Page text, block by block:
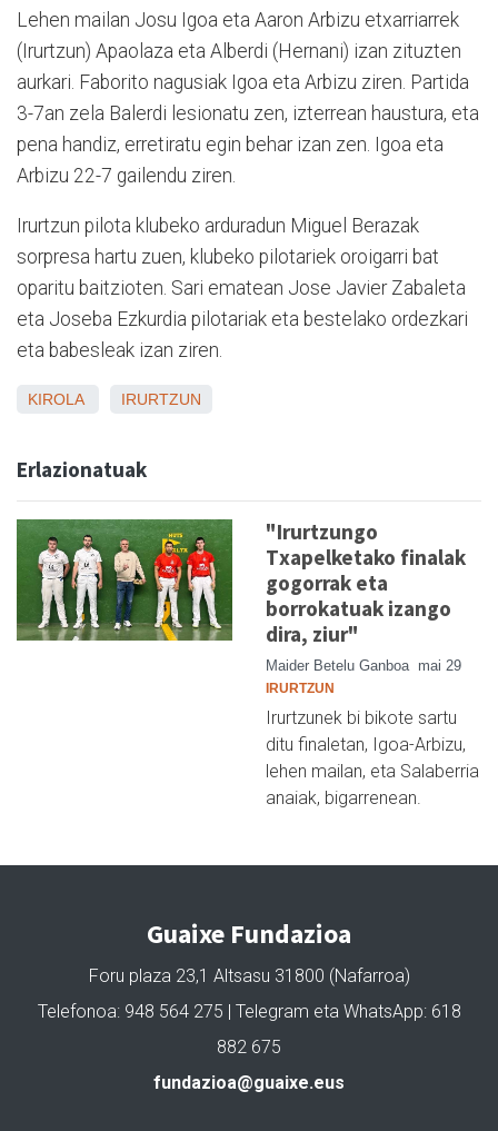
Lehen mailan Josu Igoa eta Aaron Arbizu etxarriarrek
(Irurtzun) Apaolaza eta Alberdi (Hernani) izan zituzten
aurkari. Faborito nagusiak Igoa eta Arbizu ziren. Partida
3-7an zela Balerdi lesionatu zen, izterrean haustura, eta
pena handiz, erretiratu egin behar izan zen. Igoa eta
Arbizu 22-7 gailendu ziren.
Irurtzun pilota klubeko arduradun Miguel Berazak
sorpresa hartu zuen, klubeko pilotariek oroigarri bat
oparitu baitzioten. Sari ematean Jose Javier Zabaleta
eta Joseba Ezkurdia pilotariak eta bestelako ordezkari
eta babesleak izan ziren.
KIROLA IRURTZUN
Erlazionatuak
"Irurtzungo
Txapelketako finalak
gogorrak eta
borrokatuak izango
dira, ziur"
Maider Betelu Ganboa mai 29
IRURTZUN
Irurtzunek bi bikote sartu
ditu finaletan, Igoa-Arbizu,
lehen mailan, eta Salaberria
anaiak, bigarrenean.
Guaixe Fundazioa
Foru plaza 23,1 Altsasu 31800 (Nafarroa)
Telefonoa: 948 564 275 | Telegram eta WhatsApp: 618
882 675
fundazioa@guaixe.eus